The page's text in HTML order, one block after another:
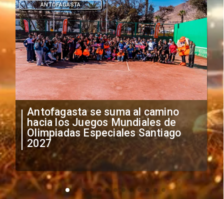
Antofagasta se suma al camino
hacia los Juegos Mundiales de
Olimpiadas Especiales Santiago
2027
ANTOFAGASTA